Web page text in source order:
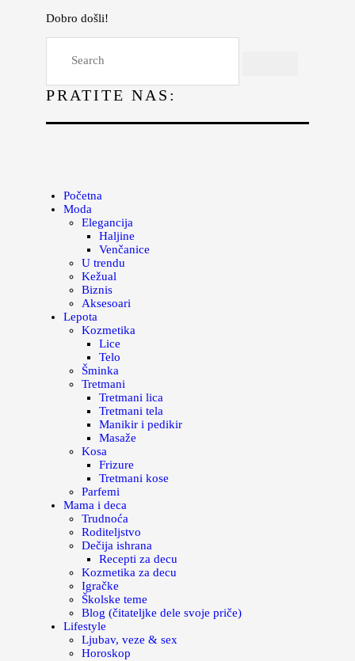
Dobro došli!
PRATITE NAS:
Početna
Moda
Elegancija
Haljine
Venčanice
U trendu
Kežual
Biznis
Aksesoari
Lepota
Kozmetika
Lice
Telo
Šminka
Tretmani
Tretmani lica
Tretmani tela
Manikir i pedikir
Masaže
Kosa
Frizure
Tretmani kose
Parfemi
Mama i deca
Trudnoća
Roditeljstvo
Dečija ishrana
Recepti za decu
Kozmetika za decu
Igračke
Školske teme
Blog (čitateljke dele svoje priče)
Lifestyle
Ljubav, veze & sex
Horoskop
Lepota
Kuhinja
Magazin